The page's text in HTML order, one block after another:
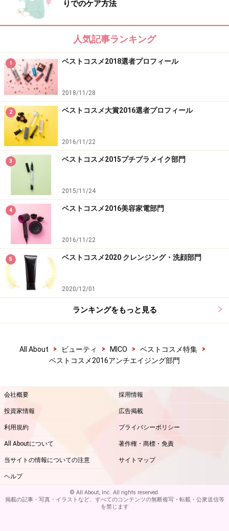
paris.com/ja-JP/
第3位 ヘレナ ルビンスタインプロディジ
ー リバーシス シュールコンセントレイト
ヘレナ ルビンスタイン プロディジー リバーシス シュールコ
ンセントレイト
細胞老化の連鎖を引き起こしてしまう「SASP」(細胞老
ンプレックス」をシリーズ最高濃度で配合した先進のエ
ー”を採用。
【私がオススメします！】美容コーディネーター 弓気
田みずほさん
りでのケア方法
人気記事ランキング
1 ベストコスメ2018選者プロフィール
2018/11/28
2 ベストコスメ大賞2016選者プロフィール
2016/11/22
3 ベストコスメ2015プチプラメイク部門
2015/11/24
4 ベストコスメ2016美容家電部門
2016/11/22
5 ベストコスメ2020 クレンジング・洗顔部門
2020/12/01
ランキングをもっと見る
All About > ビューティ > MICO > ベストコスメ特集
>
ベストコスメ2016アンチエイジング部門
会社概要 採用情報
投資家情報 広告掲載
利用規約 プライバシーポリシー
All Aboutについて 著作権・商標・免責
当サイトの情報についての注意 サイトマップ
ヘルプ
© All About, Inc. All rights reserved.
掲載の記事・写真・イラストなど、すべてのコンテンツの無断複写・転載・公衆送信等
を禁じます